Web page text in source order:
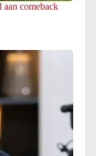
comeback